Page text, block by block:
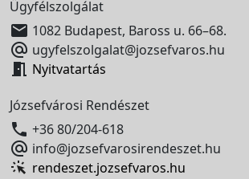
Ügyfélszolgálat
 1082 Budapest, Baross u. 66–68.
 ugyfelszolgalat@jozsefvaros.hu
 Nyitvatartás
Józsefvárosi Rendészet
 +36 80/204-618
 info@jozsefvarosirendeszet.hu
rendeszet.jozsefvaros.hu